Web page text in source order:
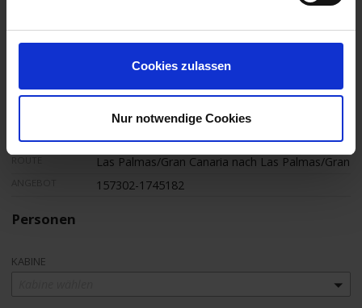
Cookies zulassen
Nur notwendige Cookies
Ihre unverbindliche Buchungsanfrage
07.03.2027 - 21.03.2027 (14 Tage)
AIDAmar
Las Palmas/Gran Canaria nach Las Palmas/Gran
157302-1745182
Personen
KABINE